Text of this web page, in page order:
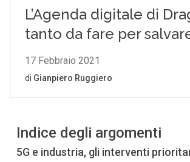
Indice degli argomenti
5G e industria, gli interventi